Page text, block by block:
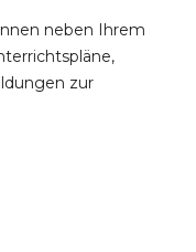
neben Ihrem
zur